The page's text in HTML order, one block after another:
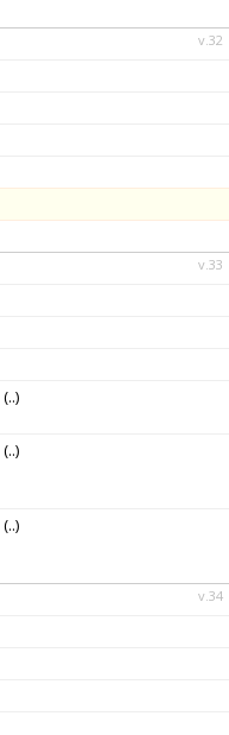
v.32
v.33
(..)
(..)
(..)
v.34